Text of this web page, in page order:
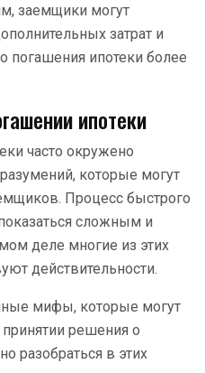
заемщики могут
затрат и
погашения ипотеки более
ипотеки
часто окружено
которые могут
Процесс быстрого
сложным и
деле многие из этих
действительности.
мифы, которые могут
решения о
разобраться в этих